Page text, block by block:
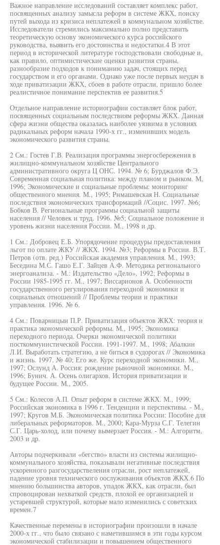
Важное направление исследований составляет комплекс работ,
посвященных анализу замысла реформ в системе ЖКХ, поиску
путей выхода из кризиса неплатежей в коммунальном хозяйстве.
Исследователи стремились максимально полно представить
теоретическую основу экономического курса российского
руководства, выявить его достоинства и недостатки.4 В этот
период в исторической литературе господствовали свободные и,
как правило, оптимистические оценки развития страны,
разнообразие подходов к пониманию задач, стоящих перед
государством и его органами. Однако уже после первых неудач в
ходе приватизации ЖКХ, сбоев в работе отрасли, пришло более
реалистичное понимание перспектив ее развития.5
Отдельное направление историографии составляет блок работ,
посвященных социальным последствиям реформы ЖКХ. Данная
сфера жизни общества оказалась наиболее уязвима в условиях
радикальных реформ начала 1990-х гг., изменивших модель
экономического развития страны.
2 См.: Гостев Г.В. Реализация программы энергосбережения в
жилищно-коммунальном хозяйстве Центрального
административного округа Ц ОНС. 1994. № 6; Бурджалов Ф.Э.
Современная социальная политика: между планом и рынком. М,
1996; Экономические и социальные проблемы: мониторинг
общественного мнения. М., 1995; Рнмашевская Н. Социальные
последствия экономических трансформаций //Социс. 1997. №6;
Бобков В. Региональные программы социальной защиты
населения // Человек и труд. 1996. №5; Социальное положение и
уровень жизни населения России. М., 1998 и др.
1 См.: Добровец Е.Б. Упорядочение процедуры предоставления
льгот по оплате ЖКУ // ЖКХ. 1994. №3; Реформы в России. В.Т.
Петров (отв. ред.) Российская академия управления. М., 1993;
Беседина М.С. Гашо Е.Г. Зайцев А.Ф. Методика регионального
энергоанализа. - М.: Издательство «Дело», 1992; Реформы в
России 1985-1995 гг. М., 1997; Виссарионов А. Особенности
государственного регулирования переходной экономики и
социальных отношений // Проблемы теории и практики
управления. 1996. № 6.
4 См.: Поварницын П.Р. Приватизация объектов ЖКХ: теория и
практика экономической реформы. М., 1995; Экономика
переходного периода. Очерки экономической политики
посткоммунистической России. 1991-1997. М., 1998; Абалкин
Л.И. Выработать стратегию, а не биться в судорогах // Экономика
и жизнь. 1997. № 40; Его же. Курс переходной экономики. М.,
1997; Ослунд А. Россия: рождение рыночной экономики. М.,
1996; Бунич. А. Осень олигархов. История приватизации и
будущее России. М., 2005.
5 См.: Колесов А.П. Опыт реформ в системе ЖКХ. М., 1999;
Российская экономика в 1996 г. Тенденции и перспективы. - М.,
1997; Кругов М.Б. Экономическая политика России: Пособие для
либеральных реформаторов. М., 2000; Кара-Мурза С.Г. Телегин
С.Г. Царь-холод, или почему вымерзает Россия. - М.: Алгоритм,
2003 и др.
Авторы подчеркивали «бегство» власти из системы жилищно-
коммунального хозяйства, показывали негативные последствия
ускоренного разгосударствеления отрасли, рост неплатежей,
падение уровня технического оослуживания объектов ЖКХ.6 По
мнению большинства авторов, упадок ЖКХ, как отрасли, был
спровоцирован нехваткой средств, плохой ее организацией и
устаревшей структурой, которые мало изменились с советских
времен.7
Качественные перемены в историографии произошли в начале
2000-х гг., что было связано с наметившимся в эти годы курсом
экономической стабилизации и повышением общественного